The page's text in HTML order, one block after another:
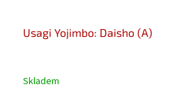
Usagi Yojimbo: Daisho (A)
Skladem